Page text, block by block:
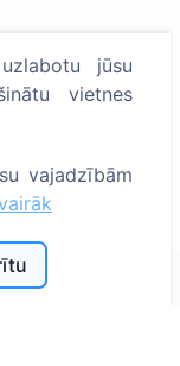
jūsu
vietnes
vajadzībām